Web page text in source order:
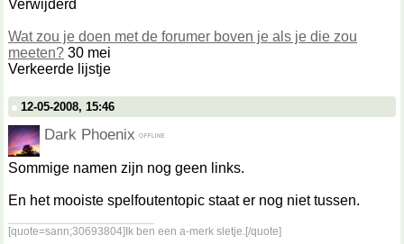
Verwijderd
Wat zou je doen met de forumer boven je als je die zou
meeten? 30 mei
Verkeerde lijstje
12-05-2008, 15:46
Dark Phoenix
Sommige namen zijn nog geen links.
En het mooiste spelfoutentopic staat er nog niet tussen.
[quote=sann;30693804]Ik ben een a-merk sletje.[/quote]